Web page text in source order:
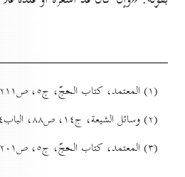
(۱) المعتمد، كتاب الحجّ، ج٥، ص۲۱۱.
(۲) وسائل الشيعة، ج۱٤، ص۸۸، الباب٤ من أبواب الذبح، ح۱.
(۳) المعتمد، كتاب الحجّ، ج٥، ص۲٠۱.